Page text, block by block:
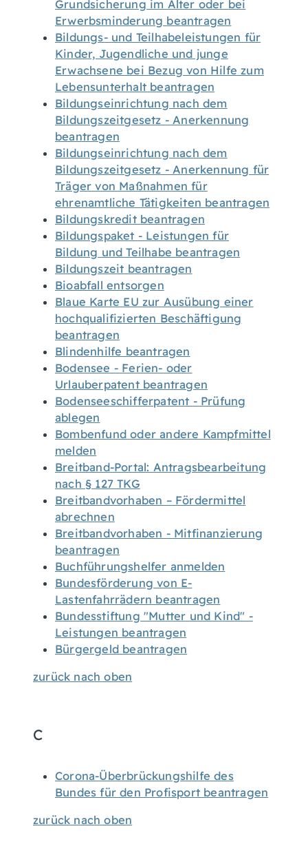
Grundsicherung im Alter oder bei
Erwerbsminderung beantragen
Bildungs- und Teilhabeleistungen für
Kinder, Jugendliche und junge
Erwachsene bei Bezug von Hilfe zum
Lebensunterhalt beantragen
Bildungseinrichtung nach dem
Bildungszeitgesetz - Anerkennung
beantragen
Bildungseinrichtung nach dem
Bildungszeitgesetz - Anerkennung für
Träger von Maßnahmen für
ehrenamtliche Tätigkeiten beantragen
Bildungskredit beantragen
Bildungspaket - Leistungen für
Bildung und Teilhabe beantragen
Bildungszeit beantragen
Bioabfall entsorgen
Blaue Karte EU zur Ausübung einer
hochqualifizierten Beschäftigung
beantragen
Blindenhilfe beantragen
Bodensee - Ferien- oder
Urlauberpatent beantragen
Bodenseeschifferpatent - Prüfung
ablegen
Bombenfund oder andere Kampfmittel
melden
Breitband-Portal: Antragsbearbeitung
nach § 127 TKG
Breitbandvorhaben – Fördermittel
abrechnen
Breitbandvorhaben - Mitfinanzierung
beantragen
Buchführungshelfer anmelden
Bundesförderung von E-
Lastenfahrrädern beantragen
Bundesstiftung "Mutter und Kind" -
Leistungen beantragen
Bürgergeld beantragen
zurück nach oben
C
Corona-Überbrückungshilfe des
Bundes für den Profisport beantragen
zurück nach oben